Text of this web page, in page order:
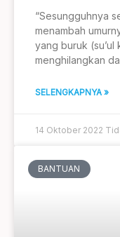
“Sesungguhnya
menambah
yang buruk (su’ul
menghilangkan
SELENGKAPNYA »
14 Oktober 2022
BANTUAN